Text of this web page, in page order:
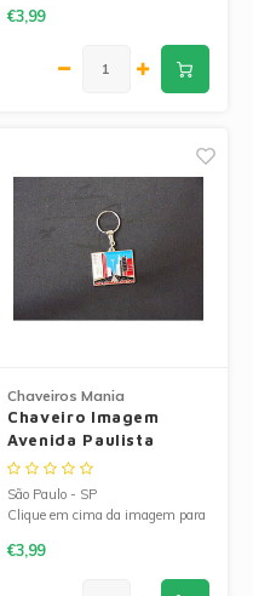
€3,99
Chaveiros Mania
Chaveiro Imagem
Avenida Paulista
São Paulo - SP
Clique em cima da imagem para
€3,99